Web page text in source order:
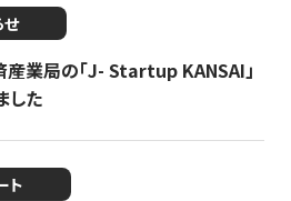
せ
産業局の「J- Startup KANSAI」
した
ト